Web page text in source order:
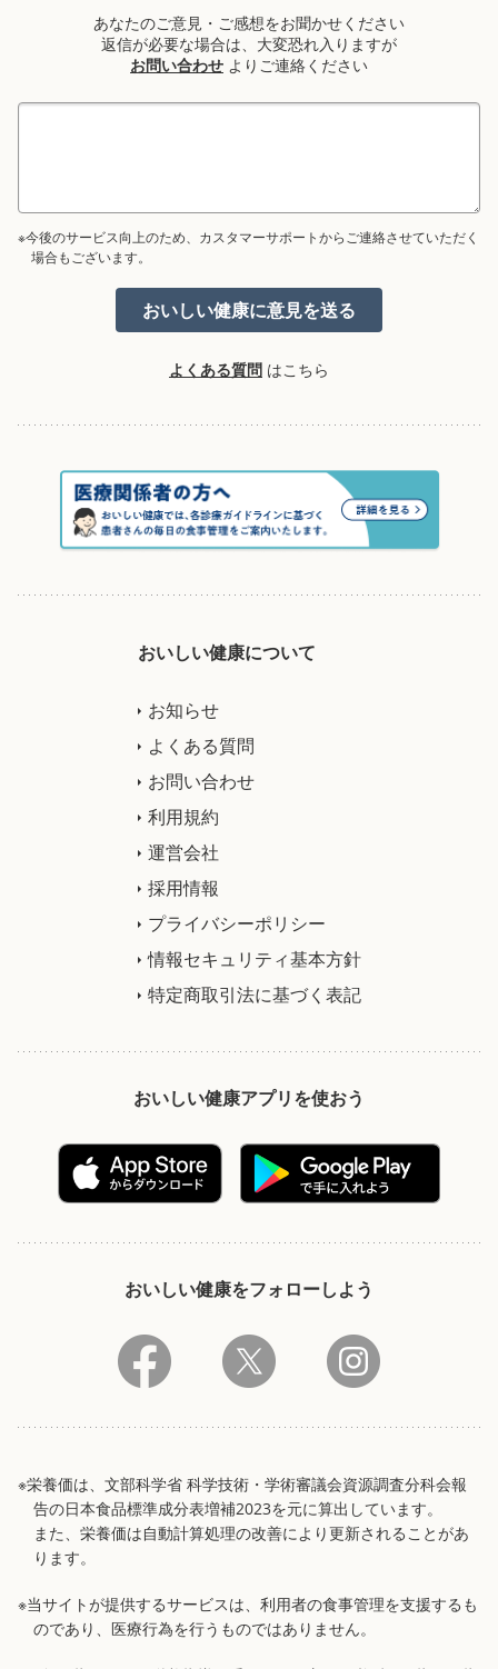
あなたのご意見・ご感想をお聞かせください
返信が必要な場合は、大変恐れ入りますが
お問い合わせ よりご連絡ください
※今後のサービス向上のため、カスタマーサポートからご連絡させていただく
場合もございます。
よくある質問 はこちら
おいしい健康について
お知らせ
よくある質問
お問い合わせ
利用規約
運営会社
採用情報
プライバシーポリシー
情報セキュリティ基本方針
特定商取引法に基づく表記
おいしい健康アプリを使おう
おいしい健康をフォローしよう
※栄養価は、文部科学省 科学技術・学術審議会資源調査分科会報
告の日本食品標準成分表増補2023を元に算出しています。
また、栄養価は自動計算処理の改善により更新されることがあ
ります。
※当サイトが提供するサービスは、利用者の食事管理を支援するも
のであり、医療行為を行うものではありません。